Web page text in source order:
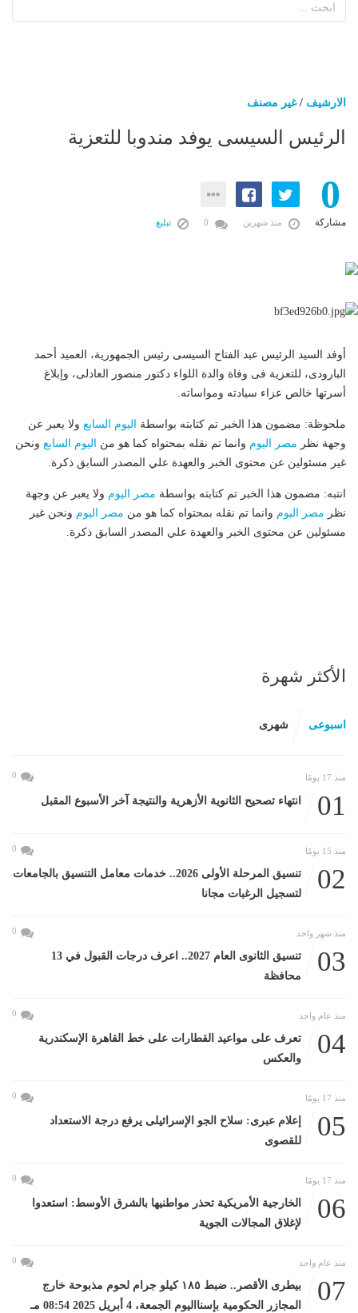
الارشيف /غير مصنف
الرئيس السيسى يوفد مندوبا للتعزية
0
مشاركة منذ شهرين تبليغ
أوفد السيد الرئيس عبد الفتاح السيسى رئيس الجمهورية، العميد أحمد
البارودى، للتعزية فى وفاة والدة اللواء دكتور منصور العادلى، وإبلاغ
أسرتها خالص عزاء سيادته ومواساته.
ملحوظة: مضمون هذا الخبر تم كتابته بواسطة اليوم السابع ولا يعبر عن
وجهة نظر مصر اليوم وانما تم نقله بمحتواه كما هو من اليوم السابع ونحن
غير مسئولين عن محتوى الخبر والعهدة علي المصدر السابق ذكرة.
انتبه: مضمون هذا الخبر تم كتابته بواسطة مصر اليوم ولا يعبر عن وجهة
نظر مصر اليوم وانما تم نقله بمحتواه كما هو من مصر اليوم ونحن غير
مسئولين عن محتوى الخبر والعهدة علي المصدر السابق ذكرة.
الأكثر شهرة
اسبوعى شهرى
منذ 17 يومًا 0
01 انتهاء تصحيح الثانوية الأزهرية والنتيجة آخر الأسبوع المقبل
منذ 15 يومًا 0
02
تنسيق المرحلة الأولى 2026.. خدمات معامل التنسيق بالجامعات
لتسجيل الرغبات مجانا
منذ شهر واحد 0
03
تنسيق الثانوى العام 2027.. اعرف درجات القبول في 13
محافظة
منذ عام واحد 0
04
تعرف على مواعيد القطارات على خط القاهرة الإسكندرية
والعكس
منذ 17 يومًا 0
05
إعلام عبرى: سلاح الجو الإسرائيلى يرفع درجة الاستعداد
للقصوى
منذ 17 يومًا 0
06
الخارجية الأمريكية تحذر مواطنيها بالشرق الأوسط: استعدوا
لإغلاق المجالات الجوية
منذ عام واحد 0
07
بيطرى الأقصر.. ضبط ١٨٥ كيلو جرام لحوم مذبوحة خارج
المجازر الحكومية بإسنااليوم الجمعة، 4 أبريل 2025 08:54 مـ